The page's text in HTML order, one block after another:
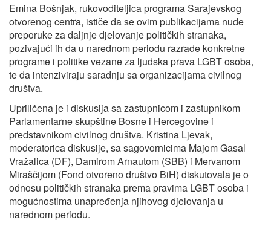
Emina Bošnjak, rukovoditeljica programa Sarajevskog
otvorenog centra, ističe da se ovim publikacijama nude
preporuke za daljnje djelovanje političkih stranaka,
pozivajući ih da u narednom periodu razrade konkretne
programe i politike vezane za ljudska prava LGBT osoba,
te da intenziviraju saradnju sa organizacijama civilnog
društva.
Upriličena je i diskusija sa zastupnicom i zastupnikom
Parlamentarne skupštine Bosne i Hercegovine i
predstavnikom civilnog društva. Kristina Ljevak,
moderatorica diskusije, sa sagovornicima Majom Gasal
Vražalica (DF), Damirom Arnautom (SBB) i Mervanom
Miraščijom (Fond otvoreno društvo BiH) diskutovala je o
odnosu političkih stranaka prema pravima LGBT osoba i
mogućnostima unapređenja njihovog djelovanja u
narednom periodu.